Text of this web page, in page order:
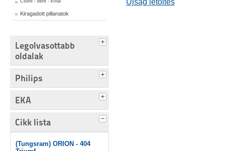
Csere - bere - kínál
Kiragadott pillanatok
Legolvasottabb
oldalak
Philips
EKA
Cikk lista
(Tungsram) ORION - 404